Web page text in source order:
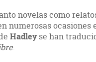
novelas como
numerosas
Hadleyse han
.